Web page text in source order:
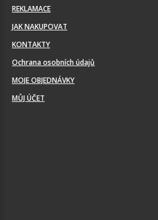
REKLAMACE
JAK NAKUPOVAT
KONTAKTY
Ochrana osobních údajů
MOJE OBJEDNÁVKY
MŮJ ÚČET